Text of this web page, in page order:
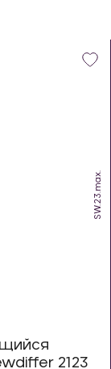
SW.23.max.
2123